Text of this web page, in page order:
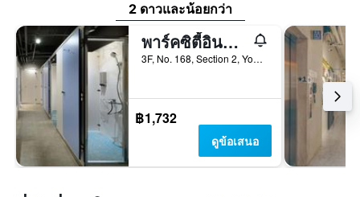
2 ดาวและน้อยกว่า
พาร์คซิตี้อินน์แอนด์โฮสเทล - หย่งเหอ ไทเป
3F, No. 168, Section 2, Yonghe Road, ไทเป, ไต้หวัน
฿1,732
ดูข้อเสนอ